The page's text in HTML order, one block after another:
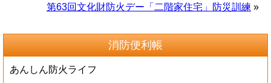
第63回文化財防火デー「二階家住宅」防災訓練 »
消防便利帳
あんしん防火ライフ